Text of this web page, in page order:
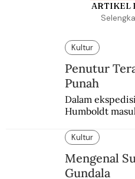
ARTIKEL
Kultur
Penutur
Punah
Dalam
Humboldt
burung nuri
terakhir bahasa
Kultur
Mengenal
Gundala